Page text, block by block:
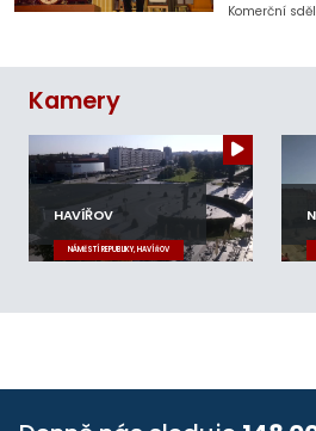
Komerční
Kamery
HAVÍŘOV
NÁMĚSTÍ REPUBLIKY, HAVÍŘOV